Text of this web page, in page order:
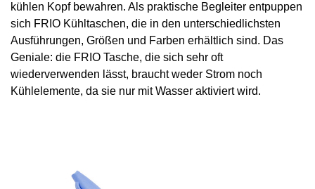
kühlen Kopf bewahren. Als praktische Begleiter entpuppen
sich FRIO Kühltaschen, die in den unterschiedlichsten
Ausführungen, Größen und Farben erhältlich sind. Das
Geniale: die FRIO Tasche, die sich sehr oft
wiederverwenden lässt, braucht weder Strom noch
Kühlelemente, da sie nur mit Wasser aktiviert wird.